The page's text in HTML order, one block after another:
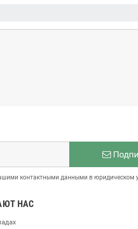
контактными данными в юридическом
НАС